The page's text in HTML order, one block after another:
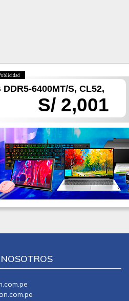
S/ 2,001
6400MT/S, CL52,